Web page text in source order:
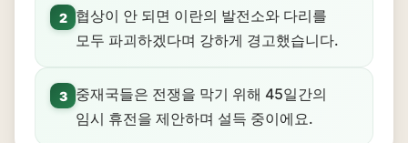
2
협상이 안 되면 이란의 발전소와 다리를
모두 파괴하겠다며 강하게 경고했습니다.
3
중재국들은 전쟁을 막기 위해 45일간의
임시 휴전을 제안하며 설득 중이에요.